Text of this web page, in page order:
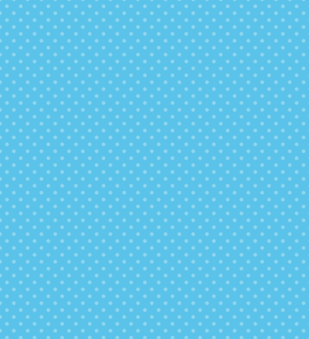
をいつでもお飲みいただけます。
注文不要
今までのようにお水を受け取る必要はありません。
これからは、受け取りのために予定を空けておく必
要もなくお客さまのペースでお飲みいただけます。